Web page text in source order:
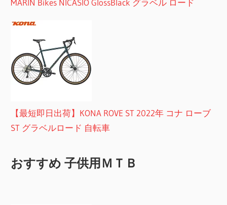
【最短即日出荷】KONA ROVE ST 2022年 コナ ローブ
ST グラベルロード 自転車
おすすめ 子供用ＭＴＢ